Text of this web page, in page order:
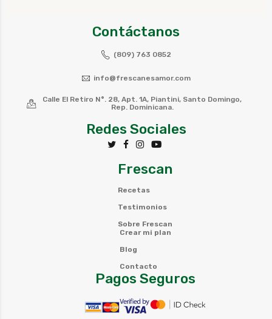
Contáctanos
(809) 763 0852
info@frescanesamor.com
Calle El Retiro N°. 28, Apt. 1A, Piantini, Santo Domingo,
Rep. Dominicana.
Redes Sociales
Frescan
Recetas
Testimonios
Sobre Frescan
Crear mi plan
Blog
Contacto
Pagos Seguros